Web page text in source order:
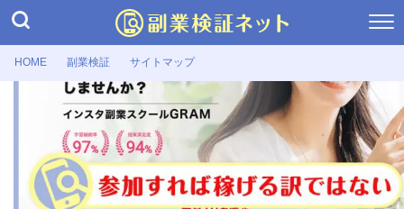
HOME 副業検証 サイトマップ
【インスタ副業スクールGRAM】怪し
い口コミ・評判の実態 | 中須賀智志
2026年6月3日